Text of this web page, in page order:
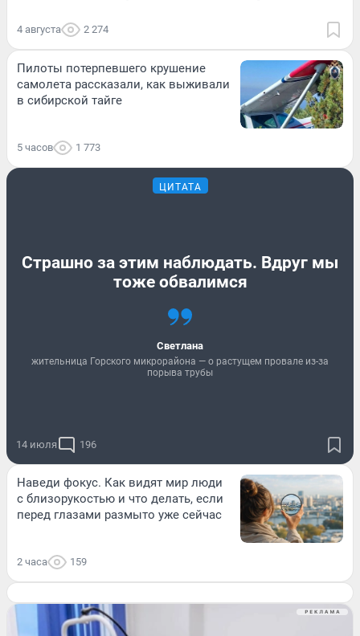
4 августа 2 274
Пилоты потерпевшего крушение
самолета рассказали, как выживали
в сибирской тайге
5 часов 1 773
ЦИТАТА
Страшно за этим наблюдать. Вдруг мы
тоже обвалимся
Светлана
жительница Горского микрорайона — о растущем провале из-за
порыва трубы
14 июля 196
Наведи фокус. Как видят мир люди
с близорукостью и что делать, если
перед глазами размыто уже сейчас
2 часа 159